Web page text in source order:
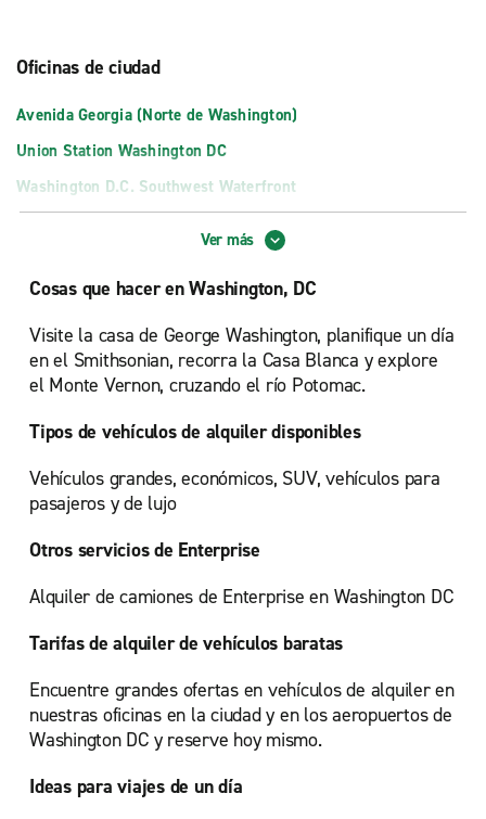
Oficinas de ciudad
Avenida Georgia (Norte de Washington)
Union Station Washington DC
Washington D.C. Southwest Waterfront
Zona centro de Washington D.C.
Ver más
Cosas que hacer en Washington, DC
Visite la casa de George Washington, planifique un día
en el Smithsonian, recorra la Casa Blanca y explore
el Monte Vernon, cruzando el río Potomac.
Tipos de vehículos de alquiler disponibles
Vehículos grandes, económicos, SUV, vehículos para
pasajeros y de lujo
Otros servicios de Enterprise
Alquiler de camiones de Enterprise en Washington DC
Tarifas de alquiler de vehículos baratas
Encuentre grandes ofertas en vehículos de alquiler en
nuestras oficinas en la ciudad y en los aeropuertos de
Washington DC y reserve hoy mismo.
Ideas para viajes de un día